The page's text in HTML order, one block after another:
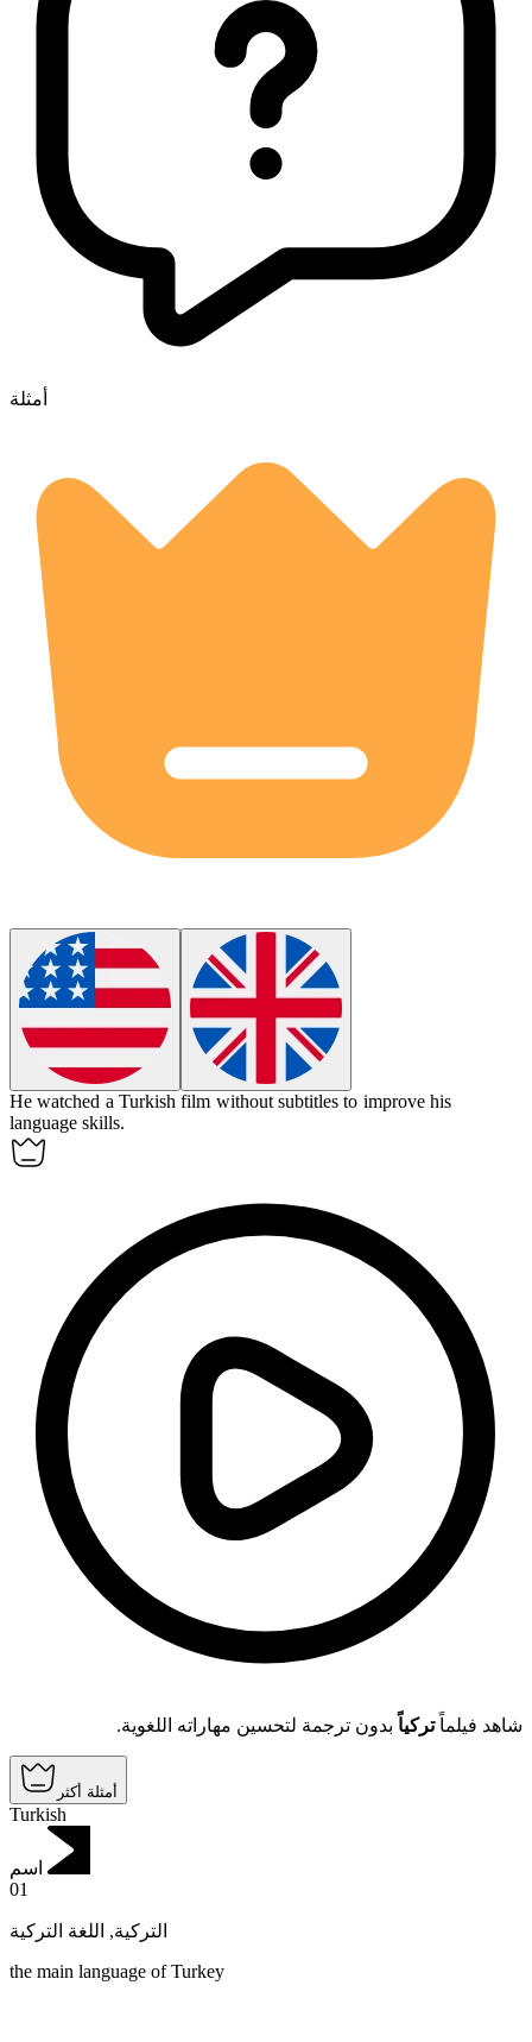
أمثلة
He watched a Turkish film without subtitles to improve his
language skills.
شاهد فيلماًتركياً بدون ترجمة لتحسين مهاراته اللغوية.
أمثلة أكثر
Turkish
اسم
01
التركية, اللغة التركية
the main language of Turkey